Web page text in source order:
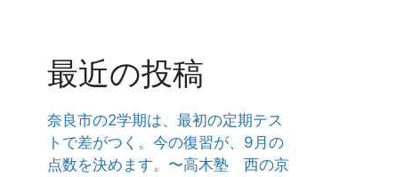
最近の投稿
奈良市の2学期は、最初の定期テス
トで差がつく。今の復習が、9月の
点数を決めます。〜高木塾 西の京